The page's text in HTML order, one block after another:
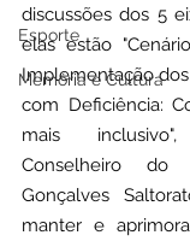
Esporte
Memória e Cultura
discussões dos 5
elas estão
Implementação
com Deficiência:
mais
Conselheiro do
Gonçalves
manter e